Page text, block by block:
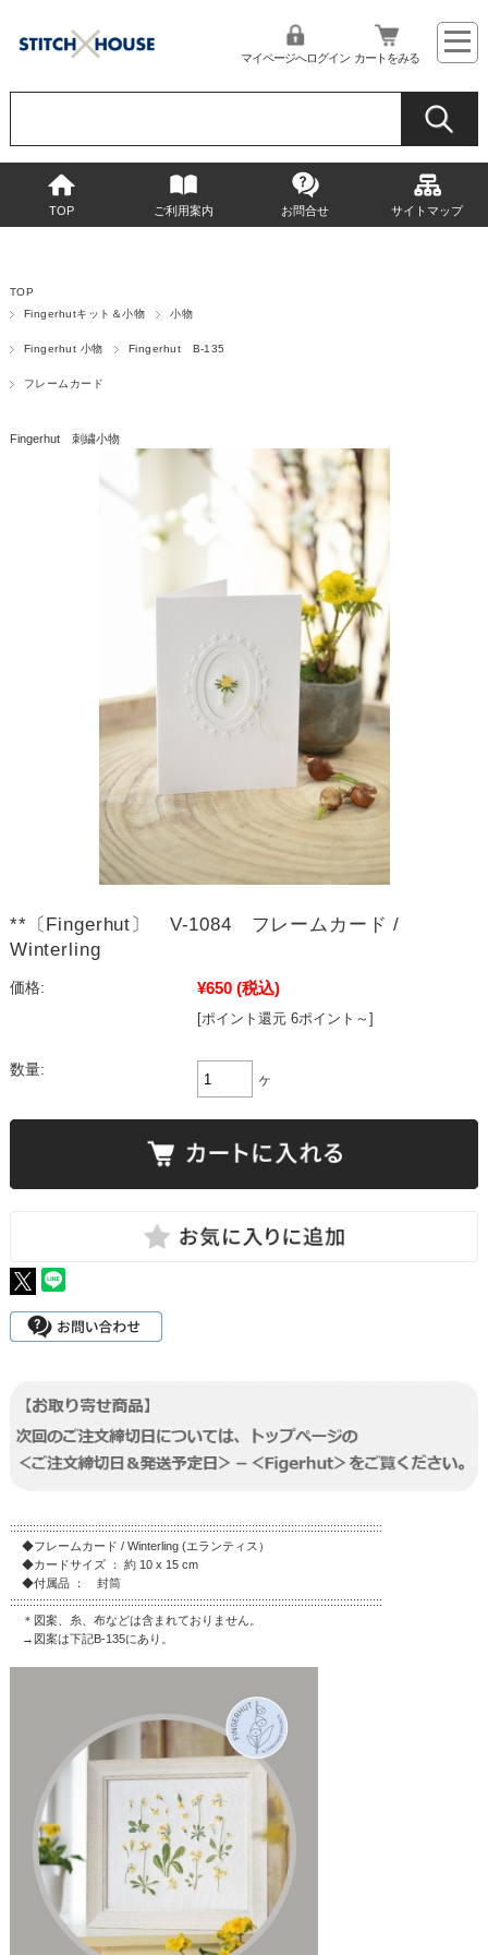
マイページへログイン カートをみる
TOP ご利用案内 お問合せ サイトマップ
TOP
Fingerhutキット＆小物
小物
Fingerhut 小物 Fingerhut B-135
フレームカード
Fingerhut 刺繍小物
**〔Fingerhut〕 V-1084 フレームカード /
Winterling
価格: ¥650 (税込)
[ポイント還元 6ポイント～]
数量:
ヶ
::::::::::::::::::::::::::::::::::::::::::::::::::::::::::::::::::::::::::::::::::::::::::::::::::::::::::::::::::
◆フレームカード / Winterling (エランティス）
◆カードサイズ ： 約 10 x 15 cm
◆付属品 ： 封筒
::::::::::::::::::::::::::::::::::::::::::::::::::::::::::::::::::::::::::::::::::::::::::::::::::::::::::::::::::
＊図案、糸、布などは含まれておりません。
→図案は下記B-135にあり。